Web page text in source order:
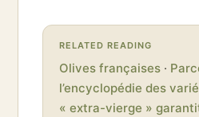
RELATED READING
Olives françaises ·
l’encyclopédie des
« extra-vierge »